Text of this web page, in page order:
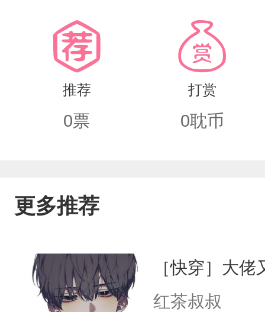
计师，在家只是一个惯会撒娇的小猫
觉得人都裂了。在唐小猫孕期艰难而
他愿意用他的所有来换他的爱人平安
推荐
0票
打赏
0耽币
更多推荐
［快穿］大
红茶叔叔